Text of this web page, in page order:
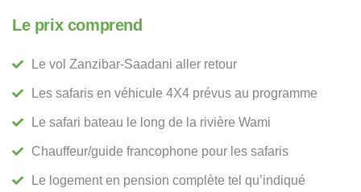
Le prix comprend
Le vol Zanzibar-Saadani aller retour
Les safaris en véhicule 4X4 prévus au programme
Le safari bateau le long de la rivière Wami
Chauffeur/guide francophone pour les safaris
Le logement en pension complète tel qu’indiqué